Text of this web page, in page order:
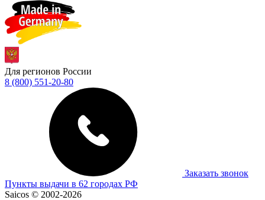
Для регионов России
8 (800) 551-20-80
Заказать звонок
Пункты выдачи в 62 городах РФ
Saicos © 2002-2026